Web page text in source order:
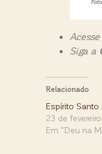
Siga a
Relacionado
Espírito Santo
23 de
Em "Deu na